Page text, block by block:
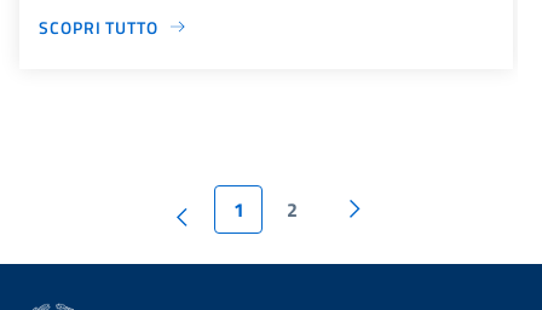
SCOPRI TUTTO
1 2